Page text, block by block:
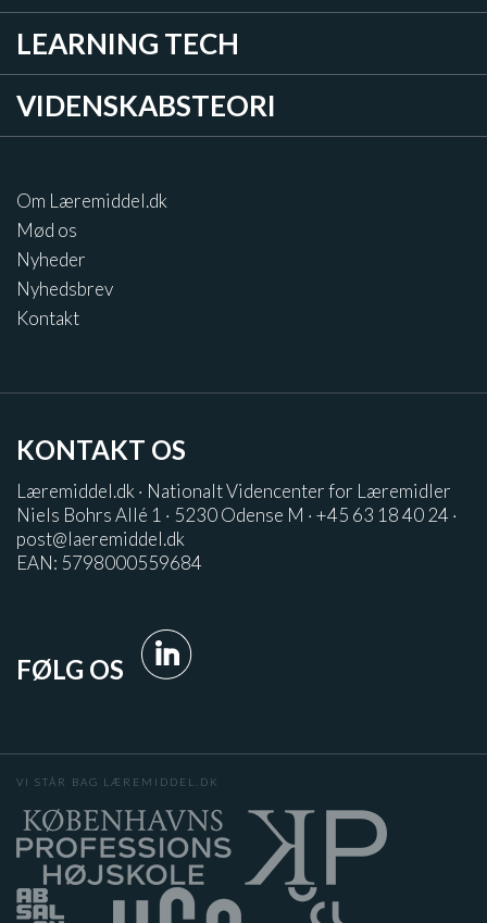
LEARNING TECH
VIDENSKABSTEORI
Om Læremiddel.dk
Mød os
Nyheder
Nyhedsbrev
Kontakt
KONTAKT OS
Læremiddel.dk · Nationalt Videncenter for Læremidler
Niels Bohrs Allé 1 · 5230 Odense M · +45 63 18 40 24 ·
post@laeremiddel.dk
EAN: 5798000559684
FØLG OS
VI STÅR BAG LÆREMIDDEL.DK